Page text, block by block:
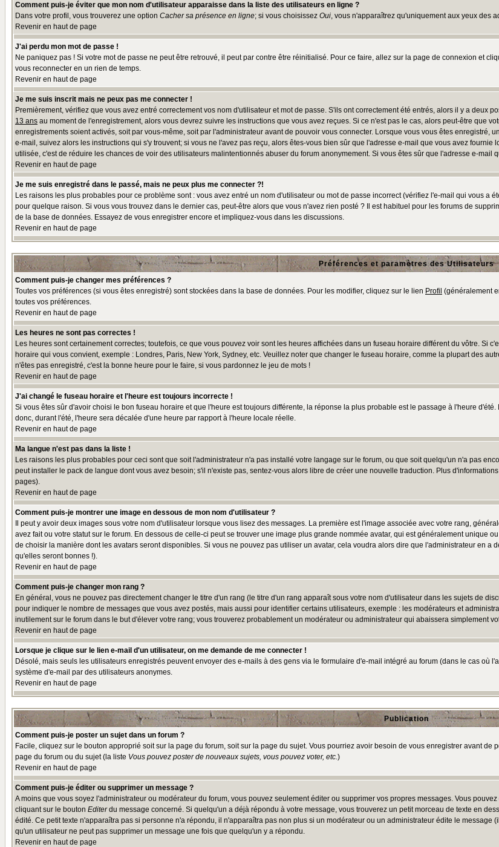
Comment puis-je éviter que mon nom d'utilisateur apparaisse dans la liste des utilisateurs en ligne ?
Dans votre profil, vous trouverez une option Cacher sa présence en ligne; si vous choisissez Oui, vous n'apparaîtrez qu'uniquement aux yeux des
Revenir en haut de page
J'ai perdu mon mot de passe !
Ne paniquez pas ! Si votre mot de passe ne peut être retrouvé, il peut par contre être réinitialisé. Pour ce faire, allez sur la page de connexion et
vous reconnecter en un rien de temps.
Revenir en haut de page
Je me suis inscrit mais ne peux pas me connecter !
Premièrement, vérifiez que vous avez entré correctement vos nom d'utilisateur et mot de passe. S'ils ont correctement été entrés, alors il y a deux
13 ans au moment de l'enregistrement, alors vous devrez suivre les instructions que vous avez reçues. Si ce n'est pas le cas, alors peut-être que
enregistrements soient activés, soit par vous-même, soit par l'administrateur avant de pouvoir vous connecter. Lorsque vous vous êtes enregistré,
e-mail, suivez alors les instructions qui s'y trouvent; si vous ne l'avez pas reçu, alors êtes-vous bien sûr que l'adresse e-mail que vous avez
utilisée, c'est de réduire les chances de voir des utilisateurs malintentionnés abuser du forum anonymement. Si vous êtes sûr que l'adresse e-
Revenir en haut de page
Je me suis enregistré dans le passé, mais ne peux plus me connecter ?!
Les raisons les plus probables pour ce problème sont : vous avez entré un nom d'utilisateur ou mot de passe incorrect (vérifiez l'e-mail qui vous a
pour quelque raison. Si vous vous trouvez dans le dernier cas, peut-être alors que vous n'avez rien posté ? Il est habituel pour les forums de
de la base de données. Essayez de vous enregistrer encore et impliquez-vous dans les discussions.
Revenir en haut de page
Préférences et paramètres des Utilisateurs
Comment puis-je changer mes préférences ?
Toutes vos préférences (si vous êtes enregistré) sont stockées dans la base de données. Pour les modifier, cliquez sur le lien Profil (généralement
toutes vos préférences.
Revenir en haut de page
Les heures ne sont pas correctes !
Les heures sont certainement correctes; toutefois, ce que vous pouvez voir sont les heures affichées dans un fuseau horaire différent du vôtre. Si
horaire qui vous convient, exemple : Londres, Paris, New York, Sydney, etc. Veuillez noter que changer le fuseau horaire, comme la plupart des
n'êtes pas enregistré, c'est la bonne heure pour le faire, si vous pardonnez le jeu de mots !
Revenir en haut de page
J'ai changé le fuseau horaire et l'heure est toujours incorrecte !
Si vous êtes sûr d'avoir choisi le bon fuseau horaire et que l'heure est toujours différente, la réponse la plus probable est le passage à l'heure
donc, durant l'été, l'heure sera décalée d'une heure par rapport à l'heure locale réelle.
Revenir en haut de page
Ma langue n'est pas dans la liste !
Les raisons les plus probables pour ceci sont que soit l'administrateur n'a pas installé votre langage sur le forum, ou que soit quelqu'un n'a pas
peut installer le pack de langue dont vous avez besoin; s'il n'existe pas, sentez-vous alors libre de créer une nouvelle traduction. Plus
pages).
Revenir en haut de page
Comment puis-je montrer une image en dessous de mon nom d'utilisateur ?
Il peut y avoir deux images sous votre nom d'utilisateur lorsque vous lisez des messages. La première est l'image associée avec votre rang,
avez fait ou votre statut sur le forum. En dessous de celle-ci peut se trouver une image plus grande nommée avatar, qui est généralement unique
de choisir la manière dont les avatars seront disponibles. Si vous ne pouvez pas utiliser un avatar, cela voudra alors dire que l'administrateur en
qu'elles seront bonnes !).
Revenir en haut de page
Comment puis-je changer mon rang ?
En général, vous ne pouvez pas directement changer le titre d'un rang (le titre d'un rang apparaît sous votre nom d'utilisateur dans les sujets de
pour indiquer le nombre de messages que vous avez postés, mais aussi pour identifier certains utilisateurs, exemple : les modérateurs et
inutilement sur le forum dans le but d'élever votre rang; vous trouverez probablement un modérateur ou administrateur qui abaissera simplement
Revenir en haut de page
Lorsque je clique sur le lien e-mail d'un utilisateur, on me demande de me connecter !
Désolé, mais seuls les utilisateurs enregistrés peuvent envoyer des e-mails à des gens via le formulaire d'e-mail intégré au forum (dans le cas où
système d'e-mail par des utilisateurs anonymes.
Revenir en haut de page
Publication
Comment puis-je poster un sujet dans un forum ?
Facile, cliquez sur le bouton approprié soit sur la page du forum, soit sur la page du sujet. Vous pourriez avoir besoin de vous enregistrer avant
page du forum ou du sujet (la liste Vous pouvez poster de nouveaux sujets, vous pouvez voter, etc.)
Revenir en haut de page
Comment puis-je éditer ou supprimer un message ?
A moins que vous soyez l'administrateur ou modérateur du forum, vous pouvez seulement éditer ou supprimer vos propres messages. Vous
cliquant sur le bouton Editerdu message concerné. Si quelqu'un a déjà répondu à votre message, vous trouverez un petit morceau de texte en
édité. Ce petit texte n'apparaîtra pas si personne n'a répondu, il n'apparaîtra pas non plus si un modérateur ou un administrateur édite le
qu'un utilisateur ne peut pas supprimer un message une fois que quelqu'un y a répondu.
Revenir en haut de page